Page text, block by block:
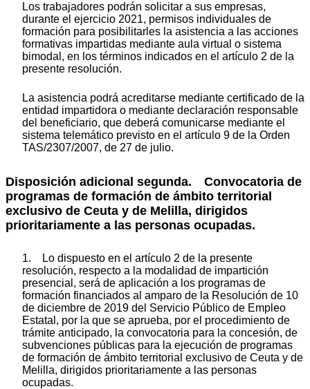
Los trabajadores podrán solicitar a sus empresas,
durante el ejercicio 2021, permisos individuales de
formación para posibilitarles la asistencia a las acciones
formativas impartidas mediante aula virtual o sistema
bimodal, en los términos indicados en el artículo 2 de la
presente resolución.
La asistencia podrá acreditarse mediante certificado de la
entidad impartidora o mediante declaración responsable
del beneficiario, que deberá comunicarse mediante el
sistema telemático previsto en el artículo 9 de la Orden
TAS/2307/2007, de 27 de julio.
Disposición adicional segunda. Convocatoria de
programas de formación de ámbito territorial
exclusivo de Ceuta y de Melilla, dirigidos
prioritariamente a las personas ocupadas.
1. Lo dispuesto en el artículo 2 de la presente
resolución, respecto a la modalidad de impartición
presencial, será de aplicación a los programas de
formación financiados al amparo de la Resolución de 10
de diciembre de 2019 del Servicio Público de Empleo
Estatal, por la que se aprueba, por el procedimiento de
trámite anticipado, la convocatoria para la concesión, de
subvenciones públicas para la ejecución de programas
de formación de ámbito territorial exclusivo de Ceuta y de
Melilla, dirigidos prioritariamente a las personas
ocupadas.